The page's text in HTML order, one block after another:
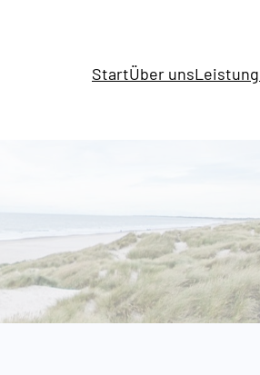
StartÜber uns